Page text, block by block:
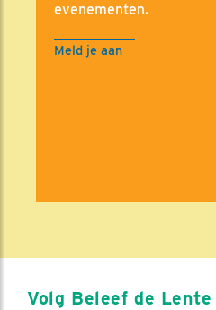
evenementen.
Meld je aan
Volg Beleef de Lente